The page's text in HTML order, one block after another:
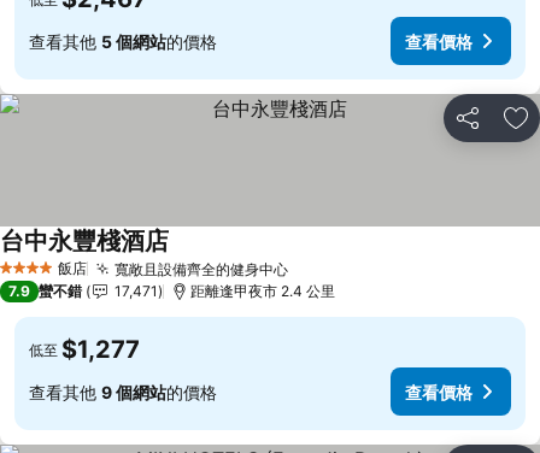
查看其他 5 個網站的價格 查看價格
分享 加
4 星級 飯店 寬敞且設備齊全的健身中心查看價格
台中永豐棧酒店
7.9 蠻不錯 17,471 距離逢甲夜市 2.4 公里
低至 $1,277
查看其他 9 個網站的價格 查看價格